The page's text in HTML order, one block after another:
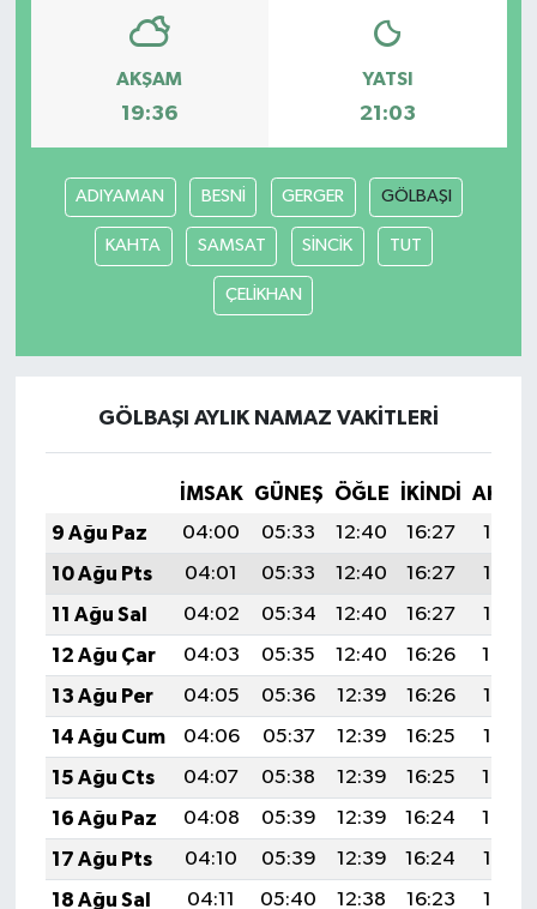
AKŞAM
19:36
YATSI
21:03
ADIYAMAN BESNİ GERGER GÖLBAŞI
KAHTA SAMSAT SİNCİK TUT
ÇELİKHAN
GÖLBAŞI AYLIK NAMAZ VAKITLERI
İMSAK GÜNEŞ ÖĞLE İKINDI
9 Ağu Paz
04:00 05:33 12:40 16:27
19:38
10 Ağu Pts
04:01 05:33 12:40 16:27
19:36
11 Ağu Sal
04:02 05:34 12:40 16:27
19:35
12 Ağu Çar
04:03 05:35 12:40 16:26
19:34
13 Ağu Per
04:05 05:36 12:39 16:26
19:33
14 Ağu Cum
04:06 05:37 12:39 16:25
19:32
15 Ağu Cts
04:07 05:38 12:39 16:25
19:30
16 Ağu Paz
04:08 05:39 12:39 16:24
19:29
17 Ağu Pts
04:10 05:39 12:39 16:24
19:28
18 Ağu Sal
04:11 05:40 12:38 16:23
19:27